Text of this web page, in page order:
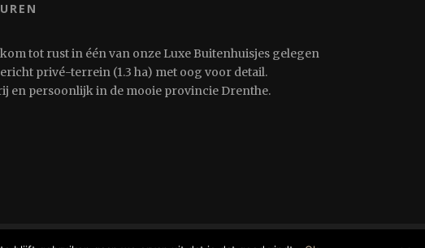
tot rust in één van onze Luxe Buitenhuisjes gelegen
privé-terrein (1.3 ha) met oog voor detail.
en persoonlijk in de mooie provincie Drenthe.